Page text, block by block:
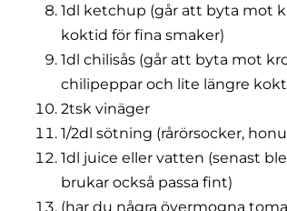
1dl ketchup (går att byta mot
koktid för fina smaker)
1dl chilisås (går att byta mot
chilipeppar och lite längre
2tsk vinäger
1/2dl sötning (rårörsocker,
1dl juice eller vatten (senast
brukar också passa fint)
(har du några övermogna